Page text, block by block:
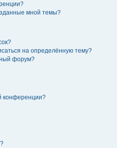
мной темы?
на определённую тему?
форум?
конференции?